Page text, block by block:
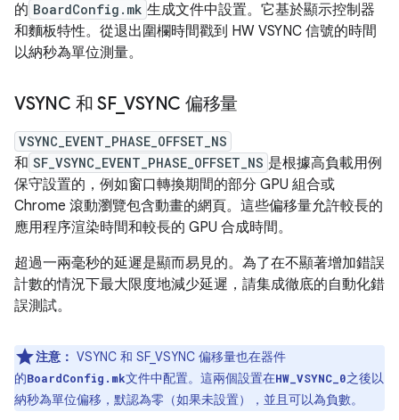
的 BoardConfig.mk 生成文件中設置。它基於顯示控制器
和麵板特性。從退出圍欄時間戳到 HW VSYNC 信號的時間
以納秒為單位測量。
VSYNC 和 SF_VSYNC 偏移量
VSYNC_EVENT_PHASE_OFFSET_NS
和 SF_VSYNC_EVENT_PHASE_OFFSET_NS 是根據高負載用例
保守設置的，例如窗口轉換期間的部分 GPU 組合或
Chrome 滾動瀏覽包含動畫的網頁。這些偏移量允許較長的
應用程序渲染時間和較長的 GPU 合成時間。
超過一兩毫秒的延遲是顯而易見的。為了在不顯著增加錯誤
計數的情況下最大限度地減少延遲，請集成徹底的自動化錯
誤測試。
注意： VSYNC 和 SF_VSYNC 偏移量也在器件
的BoardConfig.mk文件中配置。這兩個設置在HW_VSYNC_0之後以
納秒為單位偏移，默認為零（如果未設置），並且可以為負數。